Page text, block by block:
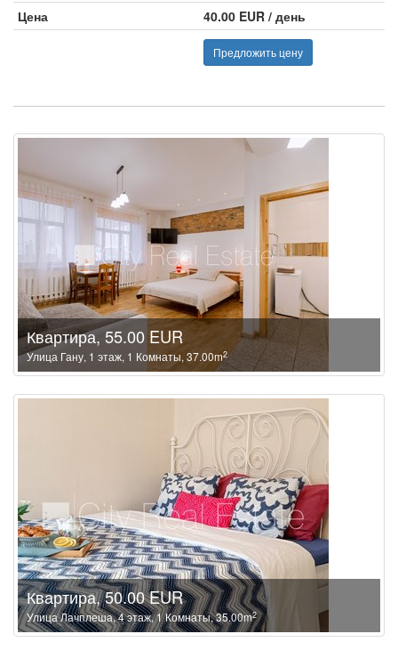
Цена
40.00 EUR / день
Предложить цену
Квартира, 55.00 EUR
Улица Гану, 1 этаж, 1 Комнаты, 37.00m2
Квартира, 50.00 EUR
Улица Лачплеша, 4 этаж, 1 Комнаты, 35.00m2